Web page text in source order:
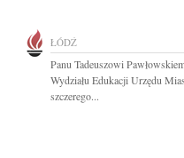
ŁÓDŹ
Panu Tadeuszowi
Wydziału Edukacji Urzędu
szczerego...